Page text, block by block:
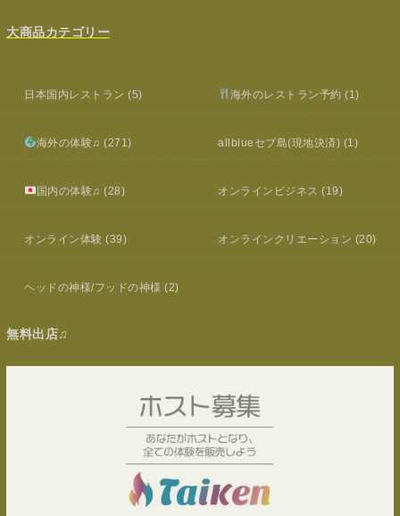
大商品カテゴリー
日本国内レストラン (5) 海外のレストラン予約 (1)
海外の体験♫ (271) allblueセブ島(現地決済) (1)
国内の体験♫ (28) オンラインビジネス (19)
オンライン体験 (39) オンラインクリエーション (20)
ヘッドの神様/フッドの神様 (2)
無料出店♫